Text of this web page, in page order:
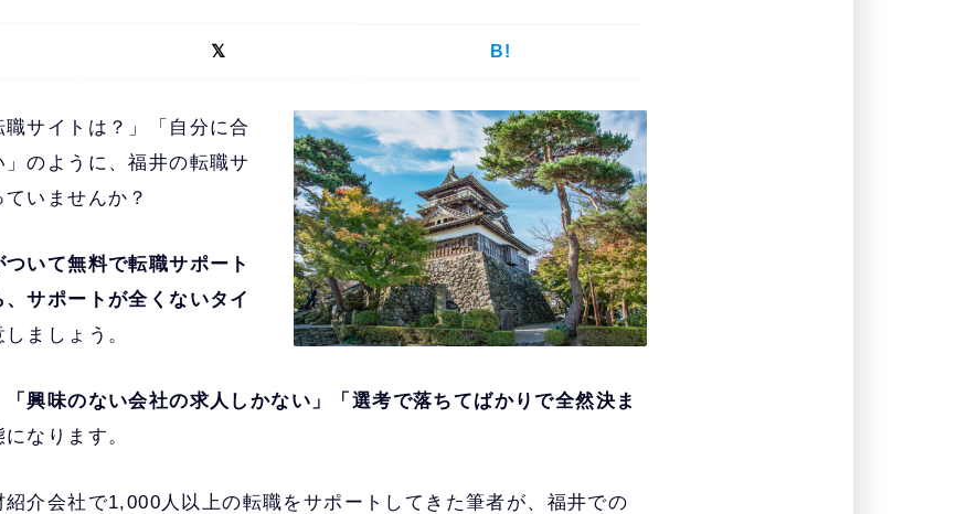
B!
職サイトは？」「自分に合
のように、福井の転職サ
いませんか？
ついて無料で転職サポート
サポートが全くないタイ
ましょう。
「興味のない会社の求人しかない」「選考で落ちてばかりで全然決ま
なります。
紹介会社で1,000人以上の転職をサポートしてきた筆者が、福井での